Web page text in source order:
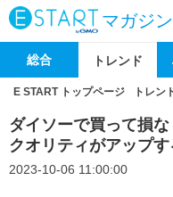
マガジン
総合 トレンド
E START トップページ トレン
ダイソーで買って損
クオリティがアップ
2023-10-06 11:00:00